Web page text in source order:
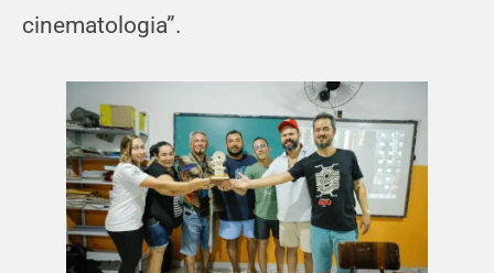
cinematologia”.